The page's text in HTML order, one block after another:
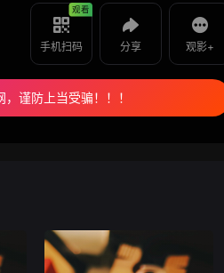
谨防上当受骗！！！
观看
手机扫码 分享 观影+